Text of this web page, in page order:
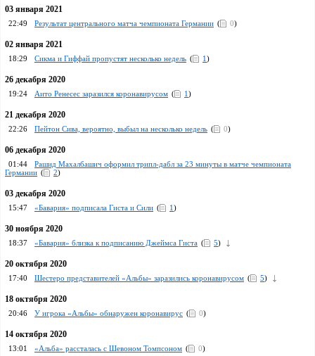
03 января 2021
22:49 Результат центрального матча чемпионата Германии ( 0)
02 января 2021
18:29 Сикма и Гиффай пропустят несколько недель ( 1)
26 декабря 2020
19:24 Аито Ренесес заразился коронавирусом ( 1)
21 декабря 2020
22:26 Пейтон Сива, вероятно, выбыл на несколько недель ( 0)
06 декабря 2020
01:44
Рашид Махалбашич оформил трипл-дабл за 23 минуты в матче чемпионата
Германии ( 2)
03 декабря 2020
15:47 «Бавария» подписала Гиста и Сили ( 1)
30 ноября 2020
18:37 «Бавария» близка к подписанию Джеймса Гиста ( 5)
20 октября 2020
17:40 Шестеро представителей «Альбы» заразились коронавирусом ( 5)
18 октября 2020
20:46 У игрока «Альбы» обнаружен коронавирус ( 0)
14 октября 2020
13:01 «Альба» рассталась с Шевоном Томпсоном ( 0)